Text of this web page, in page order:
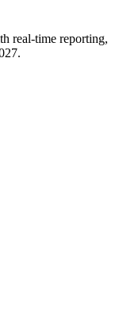
real-time reporting,